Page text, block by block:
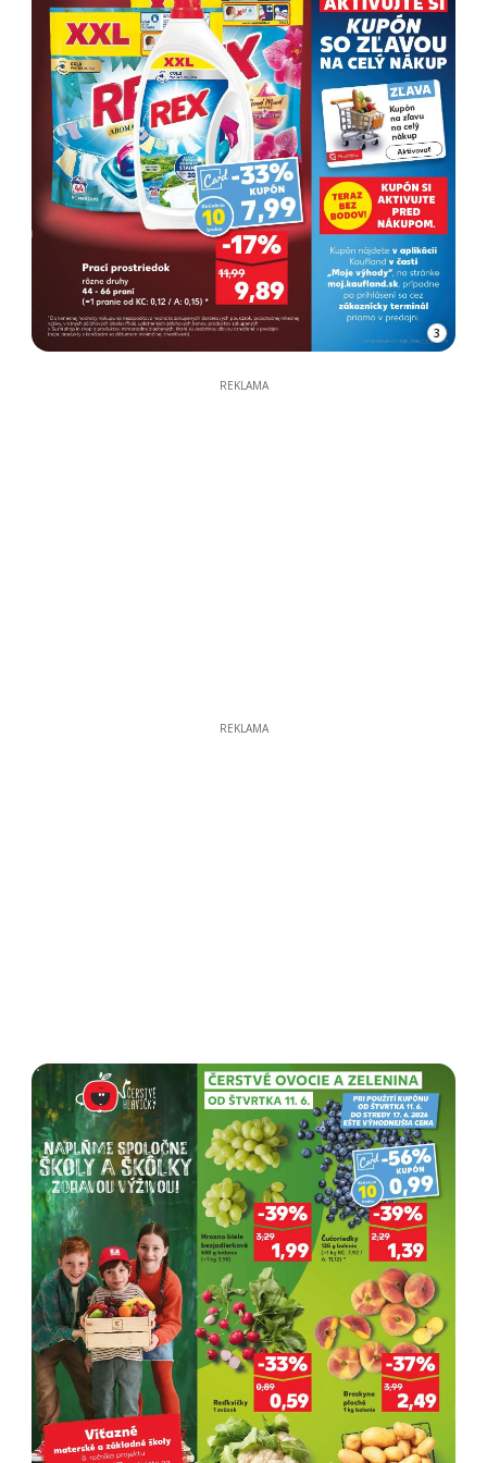
3
REKLAMA
REKLAMA